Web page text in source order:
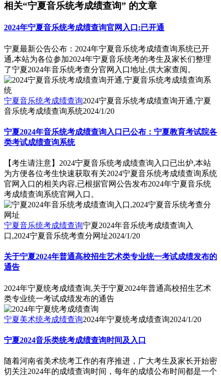
相关“宁夏音乐统考成绩查询” 的文章
2024年宁夏音乐统考成绩查询官网入口:已开通
宁夏最新公告公布：2024年宁夏音乐统考成绩查询系统已开
通,本站为各位参加2024年宁夏音乐统考的考生及家长们整理
了宁夏2024年音乐统考查分官网入口地址,供大家查阅。
宁夏音乐统考成绩查询2024宁夏音乐统考成绩查询开通,宁夏
音乐统考成绩查询系统2024/1/20
宁夏2024年音乐统考成绩查询入口已公布：宁夏教育考试院各
类考试成绩查询系统
【考生请注意】2024宁夏音乐统考成绩查询入口已出炉,本站
为方便各位考生快速获取有关2024宁夏音乐统考成绩查询系统
官网入口的相关内容,已根据官网公告发布2024年宁夏音乐统
考成绩查询系统官网入口。
宁夏音乐统考成绩查询宁夏2024年音乐统考成绩查询入
口,2024宁夏音乐统考查分网址2024/1/20
关于宁夏2024年普通高校招生艺术类专业统一考试成绩发布的
通告
2024年宁夏统考成绩查询,关于宁夏2024年普通高校招生艺术
类专业统一考试成绩发布的通告
宁夏美术统考成绩查询2024年宁夏统考成绩查询2024/1/20
宁夏2024音乐类统考成绩查询时间及入口
随着河南省美术统考工作的有序推进，广大考生及家长开始密
切关注2024年的成绩查询时间，每年的成绩公布时间都是一个